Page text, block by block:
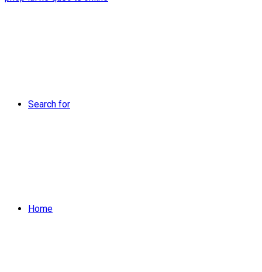
Search for
Home